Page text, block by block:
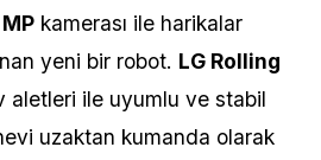
kamerası ile harikalar
yeni bir robot. LG Rolling
aletleri ile uyumlu ve stabil
uzaktan kumanda olarak